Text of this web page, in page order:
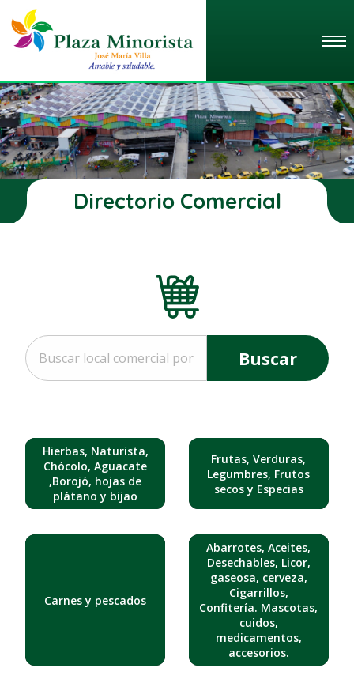
Directorio Comercial
Buscar
Hierbas, Naturista,
Chócolo, Aguacate
,Borojó, hojas de
plátano y bijao
Frutas, Verduras,
Legumbres, Frutos
secos y Especias
Carnes y pescados
Abarrotes, Aceites,
Desechables, Licor,
gaseosa, cerveza,
Cigarrillos,
Confitería. Mascotas,
cuidos,
medicamentos,
accesorios.